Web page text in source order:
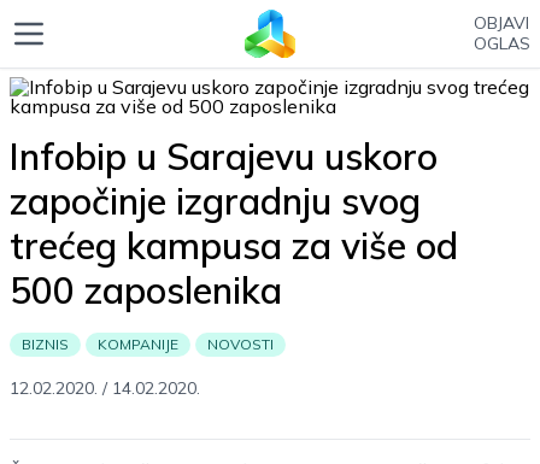
OBJAVI
OGLAS
Infobip u Sarajevu uskoro
započinje izgradnju svog
trećeg kampusa za više od
500 zaposlenika
BIZNIS KOMPANIJE NOVOSTI
12.02.2020. / 14.02.2020.